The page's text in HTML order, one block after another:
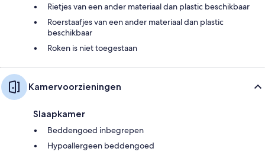
Rietjes van een ander materiaal dan plastic beschikbaar
Roerstaafjes van een ander materiaal dan plastic
beschikbaar
Roken is niet toegestaan
Kamervoorzieningen
Slaapkamer
Beddengoed inbegrepen
Hypoallergeen beddengoed